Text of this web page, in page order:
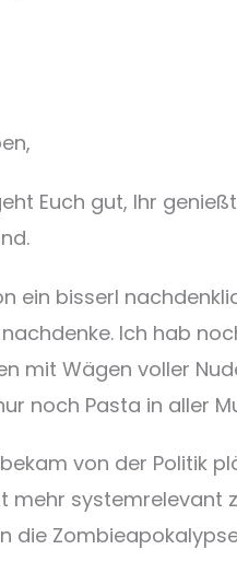
Euch gut, Ihr
ein bisserl
Ich hab
mit Wägen voller
noch Pasta in aller
von der Politik
mehr systemrelevant
die